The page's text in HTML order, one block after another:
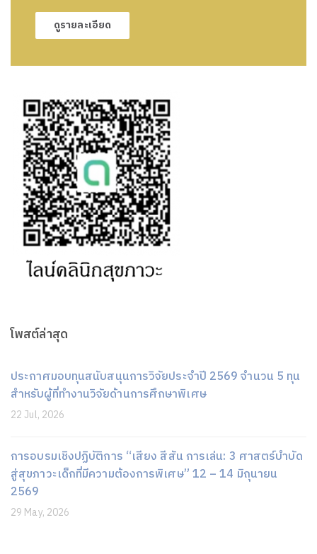
ดูรายละเอียด
โพสต์ล่าสุด
ประกาศมอบทุนสนับสนุนการวิจัยประจำปี 2569 จำนวน 5 ทุน
สำหรับผู้ที่ทำงานวิจัยด้านการศึกษาพิเศษ
22 Jul, 2026
การอบรมเชิงปฏิบัติการ “เสียง สีสัน การเล่น: 3 ศาสตร์บำบัด
สู่สุขภาวะเด็กที่มีความต้องการพิเศษ” 12 – 14 มิถุนายน
2569
29 May, 2026